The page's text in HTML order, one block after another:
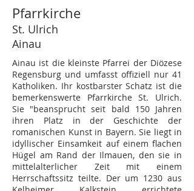
Pfarrkirche
St. Ulrich
Ainau
Ainau ist die kleinste Pfarrei der Diözese
Regensburg und umfasst offiziell nur 41
Katholiken. Ihr kostbarster Schatz ist die
bemerkenswerte Pfarrkirche St. Ulrich.
Sie "beansprucht seit bald 150 Jahren
ihren Platz in der Geschichte der
romanischen Kunst in Bayern. Sie liegt in
idyllischer Einsamkeit auf einem flachen
Hügel am Rand der Ilmauen, den sie in
mittelalterlicher Zeit mit einem
Herrschaftssitz teilte. Der um 1230 aus